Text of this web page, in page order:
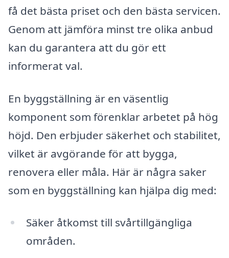
få det bästa priset och den bästa servicen.
Genom att jämföra minst tre olika anbud
kan du garantera att du gör ett
informerat val.
En byggställning är en väsentlig
komponent som förenklar arbetet på hög
höjd. Den erbjuder säkerhet och stabilitet,
vilket är avgörande för att bygga,
renovera eller måla. Här är några saker
som en byggställning kan hjälpa dig med:
Säker åtkomst till svårtillgängliga
områden.